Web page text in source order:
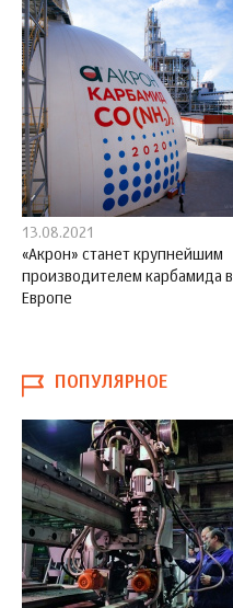
13.08.2021
«Акрон» станет крупнейшим
производителем карбамида в
Европе
ПОПУЛЯРНОЕ